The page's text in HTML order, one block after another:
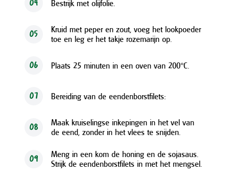
04 Bestrijk met olijfolie.
05
Kruid met peper en zout, voeg het lookpoeder
toe en leg er het takje rozemarijn op.
06 Plaats 25 minuten in een oven van 200°C.
07 Bereiding van de eendenborstfilets:
08
Maak kruiselingse inkepingen in het vel van
de eend, zonder in het vlees te snijden.
09
Meng in een kom de honing en de sojasaus.
Strijk de eendenborstfilets in met het mengsel.